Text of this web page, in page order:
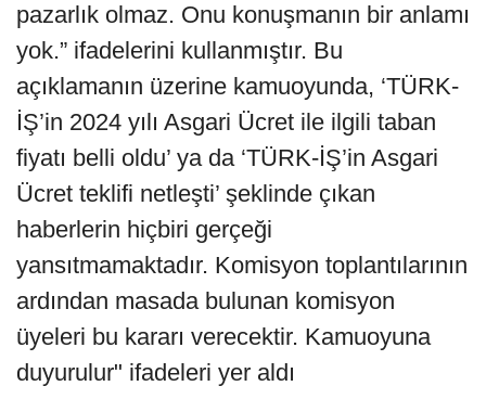
pazarlık olmaz. Onu konuşmanın bir anlamı
yok.” ifadelerini kullanmıştır. Bu
açıklamanın üzerine kamuoyunda, ‘TÜRK-
İŞ’in 2024 yılı Asgari Ücret ile ilgili taban
fiyatı belli oldu’ ya da ‘TÜRK-İŞ’in Asgari
Ücret teklifi netleşti’ şeklinde çıkan
haberlerin hiçbiri gerçeği
yansıtmamaktadır. Komisyon toplantılarının
ardından masada bulunan komisyon
üyeleri bu kararı verecektir. Kamuoyuna
duyurulur" ifadeleri yer aldı